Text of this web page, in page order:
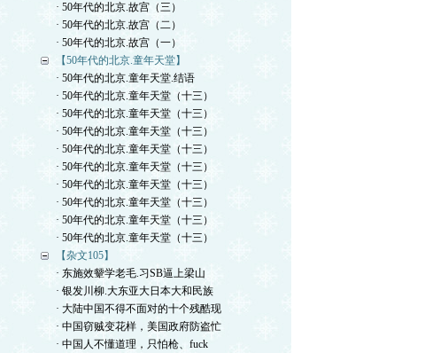
· 50年代的北京.故宫（三）
· 50年代的北京.故宫（二）
· 50年代的北京.故宫（一）
【50年代的北京.童年天堂】
· 50年代的北京.童年天堂.结语
· 50年代的北京.童年天堂（十三）
· 50年代的北京.童年天堂（十三）
· 50年代的北京.童年天堂（十三）
· 50年代的北京.童年天堂（十三）
· 50年代的北京.童年天堂（十三）
· 50年代的北京.童年天堂（十三）
· 50年代的北京.童年天堂（十三）
· 50年代的北京.童年天堂（十三）
· 50年代的北京.童年天堂（十三）
【杂文105】
· 东施效颦学老毛.习SB逼上梁山
· 银发川柳.大东亚大日本大和民族
· 大陆中国不得不面对的十个残酷现
· 中国窃贼变花样，美国政府防盗忙
· 中国人不懂道理，只怕枪、fuck